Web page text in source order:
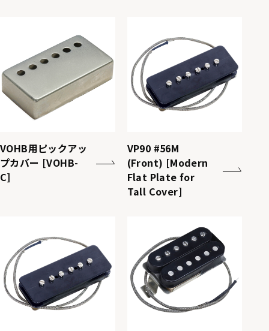
VOHB用ピックアッ
プカバー [VOHB-
C]
VP90 #56M
(Front) [Modern
Flat Plate for
Tall Cover]